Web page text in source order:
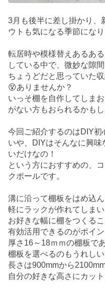
3月も後半に差し掛かり、
ウトも気になる季節になり
転居時や模様替えあるあ
している中で、微妙な隙
ちょうどだと思っていた
😵ありませんか？
いっそ棚を自作してしま
がない方もおられるかもし
今回ご紹介するのはDIY初
いや、DIYはそんなに興
いだけなの！
という方におすすめの、
クポールです。
溝に沿って棚板をはめ込
軽にラックが作れてしまい
お好きな幅に棚をつくる
有効活用できるのがポイン
厚さ16～18ｍｍの棚板で
棚板を選べるのもうれしい
長さは900mmから
自分の好きな高さにカッ